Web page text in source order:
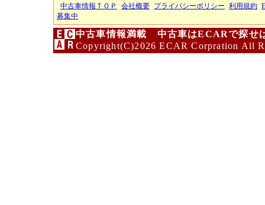
中古車情報ＴＯＰ 会社概要 プライバシーポリシー 利用規約
募集中
中古車情報満載 中古車はECARで探せ
Copyright(C)2026 ECAR Corpration All